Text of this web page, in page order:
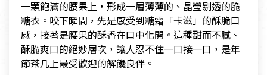
一顆飽滿的腰果上，形成一層薄薄的、晶瑩剔透的脆
糖衣。咬下瞬間，先是感受到糖霜「卡滋」的酥脆口
感，接著是腰果的酥香在口中化開。這種甜而不膩、
酥脆爽口的絕妙層次，讓人忍不住一口接一口，是年
節茶几上最受歡迎的解饞良伴。